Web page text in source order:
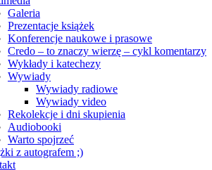
Galeria
Prezentacje książek
Konferencje naukowe i prasowe
Credo – to znaczy wierzę – cykl komentarzy
Wykłady i katechezy
Wywiady
Wywiady radiowe
Wywiady video
Rekolekcje i dni skupienia
Audiobooki
Warto spojrzeć
z autografem ;)